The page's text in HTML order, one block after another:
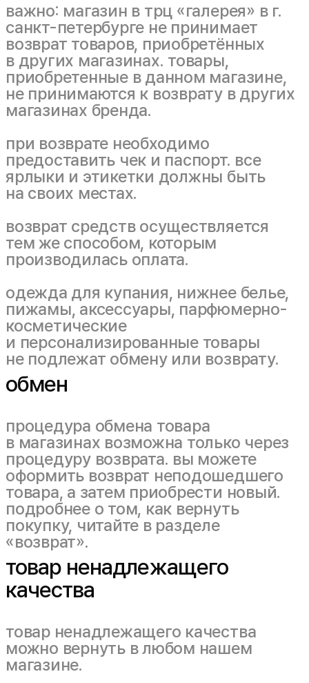
важно: магазин в трц «галерея» в г.
санкт-петербурге не принимает
возврат товаров, приобретённых
в других магазинах. товары,
приобретенные в данном магазине,
не принимаются к возврату в других
магазинах бренда.
при возврате необходимо
предоставить чек и паспорт. все
ярлыки и этикетки должны быть
на своих местах.
возврат средств осуществляется
тем же способом, которым
производилась оплата.
одежда для купания, нижнее белье,
пижамы, аксессуары, парфюмерно-
косметические
и персонализированные товары
не подлежат обмену или возврату.
обмен
процедура обмена товара
в магазинах возможна только через
процедуру возврата. вы можете
оформить возврат неподошедшего
товара, а затем приобрести новый.
подробнее о том, как вернуть
покупку, читайте в разделе
«возврат».
товар ненадлежащего
качества
товар ненадлежащего качества
можно вернуть в любом нашем
магазине.